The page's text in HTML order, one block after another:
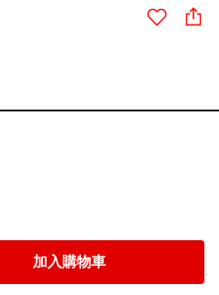
加入購物車